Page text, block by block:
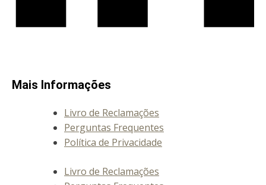
Mais Informações
Livro de Reclamações
Perguntas Frequentes
Política de Privacidade
Livro de Reclamações